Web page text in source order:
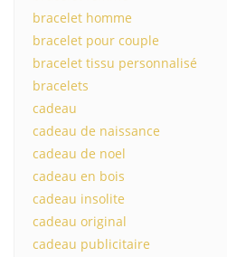
bracelet homme
bracelet pour couple
bracelet tissu personnalisé
bracelets
cadeau
cadeau de naissance
cadeau de noel
cadeau en bois
cadeau insolite
cadeau original
cadeau publicitaire